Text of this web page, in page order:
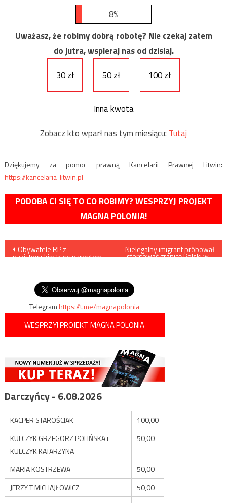
8%
Uważasz, że robimy dobrą robotę? Nie czekaj zatem
do jutra, wspieraj nas od dzisiaj.
30 zł
50 zł 100 zł
Inna kwota
Zobacz kto wparł nas tym miesiącu: Tutaj
Dziękujemy za pomoc prawną Kancelarii Prawnej Litwin:
https://kancelaria-litwin.pl
PODOBA CI SIĘ TO CO ROBIMY? WESPRZYJ PROJEKT
MAGNA POLONIA!
Nawigacja
Obywatele RP z
nazistowskim transparentem
Nielegalny imigrant próbował
sforsować granicę Polski w…
Telegramhttps://t.me/magnapolonia
WESPRZYJ PROJEKT MAGNA POLONIA
Darczyńcy - 6.08.2026
KACPER STAROŚCIAK
100,00
KULCZYK GRZEGORZ POLIŃSKA i
KULCZYK KATARZYNA
50,00
MARIA KOSTRZEWA
50,00
JERZY T MICHAJŁOWICZ
50,00